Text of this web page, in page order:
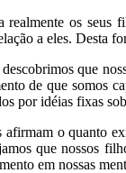
os seus
a eles. Desta
que
de que somos
por idéias fixas
o quanto
que nossos
em nossas